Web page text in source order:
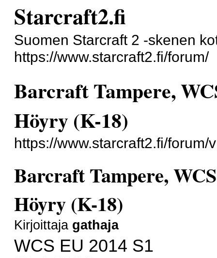
Starcraft2.fi
Suomen Starcraft 2 -skenen
https://www.starcraft2.fi/forum/
Barcraft Tampere,
Höyry (K-18)
https://www.starcraft2.fi/
Barcraft Tampere,
Höyry (K-18)
Kirjoittaja gathaja
WCS EU 2014 S1